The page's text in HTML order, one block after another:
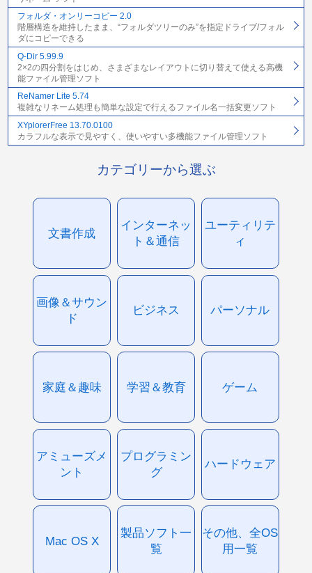
フォルダ・オンリーコピー 2.0
階層構造を維持したまま、“フォルダツリーのみ”を指定ドライブ/フォル
ダにコピーできる
Q-Dir 5.99.9
2×2の四分割をはじめ、さまざまなレイアウトに切り替えて使える高機
能ファイル管理ソフト
ReNamer Lite 5.74
複雑なリネーム処理も簡単な設定で行えるファイル名一括変更ソフト
XYplorerFree 13.70.0100
カラフルな表示で見やすく、使いやすい多機能ファイル管理ソフト
カテゴリーから選ぶ
文書作成
インターネッ
ト＆通信
ユーティリテ
ィ
画像＆サウン
ド
ビジネス パーソナル
家庭＆趣味 学習＆教育 ゲーム
アミューズメ
ント
プログラミン
グ
ハードウェア
Mac OS X
製品ソフト一
覧
その他、全OS
用一覧